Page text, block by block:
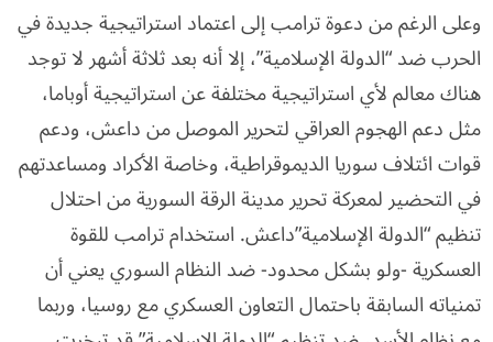
وعلى الرغم من دعوة ترامب إلى اعتماد استراتيجية جديدة في
الحرب ضد “الدولة الإسلامية”، إلا أنه بعد ثلاثة أشهر لا توجد
هناك معالم لأي استراتيجية مختلفة عن استراتيجية أوباما،
مثل دعم الهجوم العراقي لتحرير الموصل من داعش، ودعم
قوات ائتلاف سوريا الديموقراطية، وخاصة الأكراد ومساعدتهم
في التحضير لمعركة تحرير مدينة الرقة السورية من احتلال
تنظيم “الدولة الإسلامية”داعش. استخدام ترامب للقوة
العسكرية -ولو بشكل محدود- ضد النظام السوري يعني أن
تمنياته السابقة باحتمال التعاون العسكري مع روسيا، وربما